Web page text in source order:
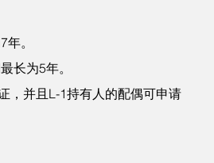
。
长为5年。
，并且L-1持有人的配偶可申请